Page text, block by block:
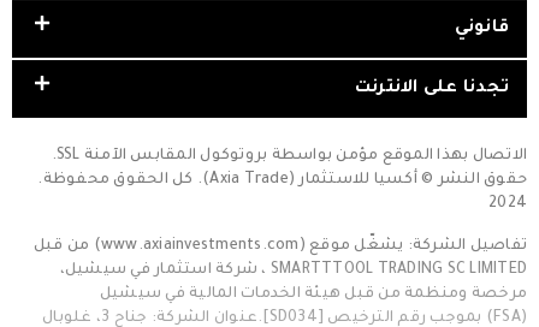
قانوني
تجدنا على الانترنت
الاتصال بهذا الموقع مؤمن بواسطة بروتوكول المقابس الآمنة SSL.
حقوق النشر © أكسيا للاستثمار (Axia Trade). كل الحقوق محفوظة.
2024
تفاصيل الشركة: يشغّل موقع (www.axiainvestments.com) من قبل
SMARTTTOOL TRADING SC LIMITED ، شركة استثمار في سيشيل،
مرخصة ومنظمة من قبل هيئة الخدمات المالية في سيشيل
(FSA) بموجب رقم الترخيص [SD034].عنوان الشركة: جناح 3، غلوبال